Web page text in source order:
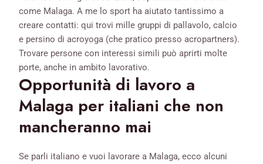
come Malaga. A me lo sport ha aiutato tantissimo a
creare contatti: qui trovi mille gruppi di pallavolo, calcio
e persino di acroyoga (che pratico presso acropartners).
Trovare persone con interessi simili può aprirti molte
porte, anche in ambito lavorativo.
Opportunità di lavoro a
Malaga per italiani che non
mancheranno mai
Se parli italiano e vuoi lavorare a Malaga, ecco alcuni